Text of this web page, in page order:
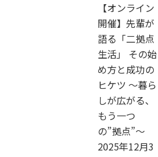
【オンライン
開催】先輩が
語る「二拠点
生活」 その始
め方と成功の
ヒケツ 〜暮ら
しが広がる、
もう一つ
の”拠点”〜
2025年12月3